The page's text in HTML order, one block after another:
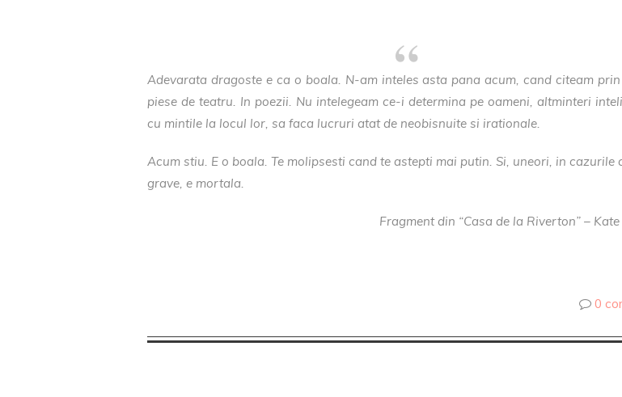
Adevarata dragoste e ca o boala. N-am inteles asta pana acum, cand citeam
piese de teatru. In poezii. Nu intelegeam ce-i determina pe oameni, altminteri
cu mintile la locul lor, sa faca lucruri atat de neobisnuite si irationale.
Acum stiu. E o boala. Te molipsesti cand te astepti mai putin. Si, uneori, in cazurile
grave, e mortala.
Fragment din “Casa de la Riverton” –
0